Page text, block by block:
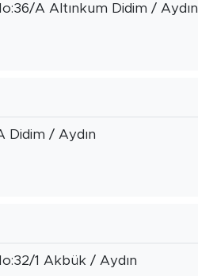
A Altınkum Didim / Aydın
Didim / Aydın
1 Akbük / Aydın